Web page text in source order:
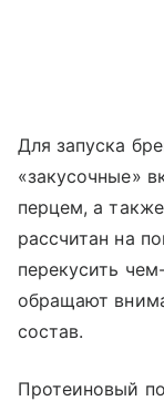
Для запуска
«закусочные»
перцем, а
рассчитан на
перекусить
обращают
состав.
Протеиновый